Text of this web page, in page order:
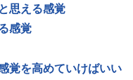
思える感覚
感覚
覚を高めていけばいい